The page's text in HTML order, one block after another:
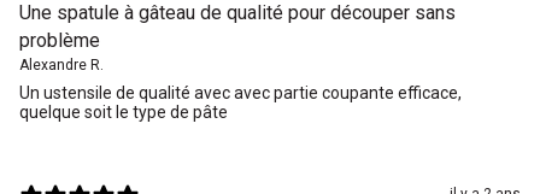
Une spatule à gâteau de qualité pour découper sans
problème
Alexandre R.
Un ustensile de qualité avec avec partie coupante efficace,
quelque soit le type de pâte